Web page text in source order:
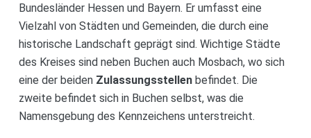
Bundesländer Hessen und Bayern. Er umfasst eine
Vielzahl von Städten und Gemeinden, die durch eine
historische Landschaft geprägt sind. Wichtige Städte
des Kreises sind neben Buchen auch Mosbach, wo sich
eine der beiden Zulassungsstellenbefindet. Die
zweite befindet sich in Buchen selbst, was die
Namensgebung des Kennzeichens unterstreicht.